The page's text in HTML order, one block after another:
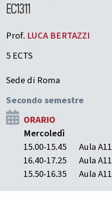
EC1311
Prof. LUCA BERTAZZI
5 ECTS
Sede di Roma
Secondo semestre
ORARIO
Mercoledì
15.00-15.45
Aula A11
16.40-17.25
Aula A11
15.50-16.35
Aula A11